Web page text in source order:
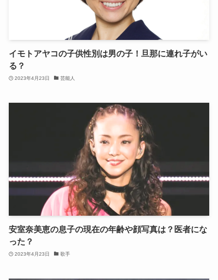
イモトアヤコの子供性別は男の子！旦那に連れ子がい
る？
2023年4月23日 芸能人
安室奈美恵の息子の現在の年齢や顔写真は？医者にな
った？
2023年4月23日 歌手